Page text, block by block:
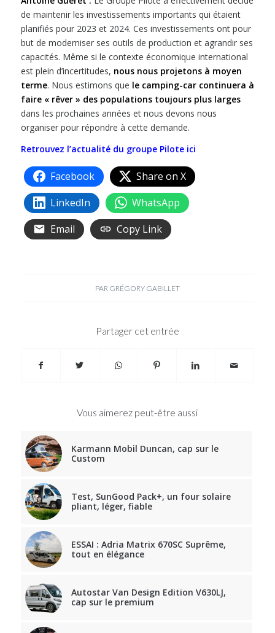
de maintenir les investissements importants qui étaient
planifiés pour 2023 et 2024. Ces investissements ont pour
but de moderniser ses outils de production et agrandir ses
capacités. Même si le contexte économique international
est plein d’incertitudes, nous nous projetons à moyen
terme. Nous estimons que le camping-car continuera à
faire « rêver » des populations toujours plus larges
dans les prochaines années et nous devons nous
organiser pour répondre à cette demande.
Retrouvez l’actualité du groupe Pilote ici
Facebook
Share on X
LinkedIn
WhatsApp
Email
Copy Link
PAR GRÉGORY GABILLET
Partager cet entrée
Vous aimerez peut-être aussi
Karmann Mobil Duncan, cap sur le
Custom
Test, SunGood Pack+, un four solaire
pliant, léger, fiable
ESSAI : Adria Matrix 670SC Suprême,
tout en élégance
Autostar Van Design Edition V630LJ,
cap sur le premium